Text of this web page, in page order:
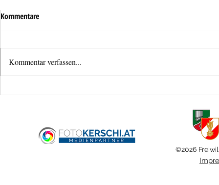
Vermeintlicher Dachbrand im
Kommentare
Kommentar verfassen...
©2026